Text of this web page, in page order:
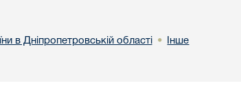
в Днiпропетровській областi • Інше